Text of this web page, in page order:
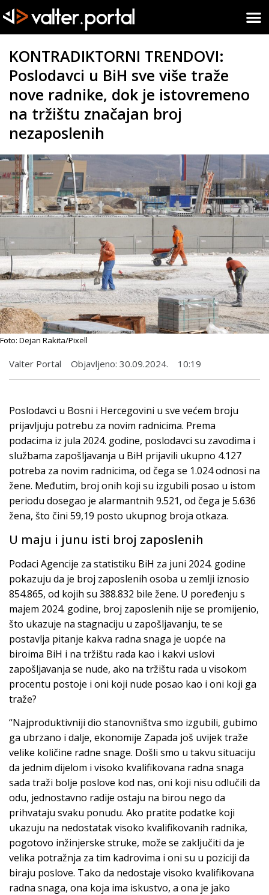
KONTRADIKTORNI TRENDOVI:
Poslodavci u BiH sve više traže
nove radnike, dok je istovremeno
na tržištu značajan broj
nezaposlenih
Foto: Dejan Rakita/Pixell
Valter Portal Objavljeno: 30.09.2024. 10:19
Poslodavci u Bosni i Hercegovini u sve većem broju
prijavljuju potrebu za novim radnicima. Prema
podacima iz jula 2024. godine, poslodavci su zavodima i
službama zapošljavanja u BiH prijavili ukupno 4.127
potreba za novim radnicima, od čega se 1.024 odnosi na
žene. Međutim, broj onih koji su izgubili posao u istom
periodu dosegao je alarmantnih 9.521, od čega je 5.636
žena, što čini 59,19 posto ukupnog broja otkaza.
U maju i junu isti broj zaposlenih
Podaci Agencije za statistiku BiH za juni 2024. godine
pokazuju da je broj zaposlenih osoba u zemlji iznosio
854.865, od kojih su 388.832 bile žene. U poređenju s
majem 2024. godine, broj zaposlenih nije se promijenio,
što ukazuje na stagnaciju u zapošljavanju, te se
postavlja pitanje kakva radna snaga je uopće na
biroima BiH i na tržištu rada kao i kakvi uslovi
zapošljavanja se nude, ako na tržištu rada u visokom
procentu postoje i oni koji nude posao kao i oni koji ga
traže?
“Najproduktivniji dio stanovništva smo izgubili, gubimo
ga ubrzano i dalje, ekonomije Zapada još uvijek traže
velike količine radne snage. Došli smo u takvu situaciju
da jednim dijelom i visoko kvalifikovana radna snaga
sada traži bolje poslove kod nas, oni koji nisu odlučili da
odu, jednostavno radije ostaju na birou nego da
prihvataju svaku ponudu. Ako pratite podatke koji
ukazuju na nedostatak visoko kvalifikovanih radnika,
pogotovo inžinjerske struke, može se zaključiti da je
velika potražnja za tim kadrovima i oni su u poziciji da
biraju poslove. Tako da nedostaje visoko kvalifikovana
radna snaga, ona koja ima iskustvo, a ona je jako